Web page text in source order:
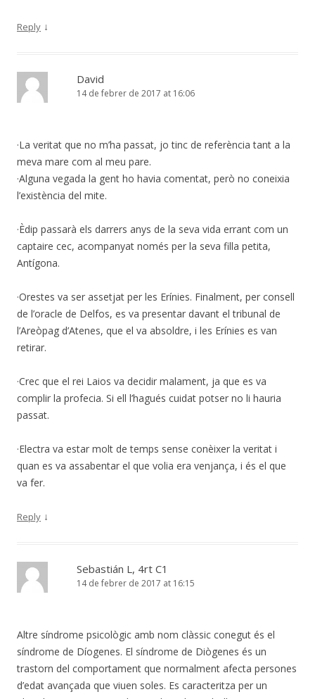
Reply ↓
David
14 de febrer de 2017 at 16:06
·La veritat que no m’ha passat, jo tinc de referència tant a la
meva mare com al meu pare.
·Alguna vegada la gent ho havia comentat, però no coneixia
l’existència del mite.
·Èdip passarà els darrers anys de la seva vida errant com un
captaire cec, acompanyat només per la seva filla petita,
Antígona.
·Orestes va ser assetjat per les Erínies. Finalment, per consell
de l’oracle de Delfos, es va presentar davant el tribunal de
l’Areòpag d’Atenes, que el va absoldre, i les Erínies es van
retirar.
·Crec que el rei Laios va decidir malament, ja que es va
complir la profecia. Si ell l’hagués cuidat potser no li hauria
passat.
·Electra va estar molt de temps sense conèixer la veritat i
quan es va assabentar el que volia era venjança, i és el que
va fer.
Reply ↓
Sebastián L, 4rt C1
14 de febrer de 2017 at 16:15
Altre síndrome psicològic amb nom clàssic conegut és el
síndrome de Díogenes. El síndrome de Diògenes és un
trastorn del comportament que normalment afecta persones
d’edat avançada que viuen soles. Es caracteritza per un